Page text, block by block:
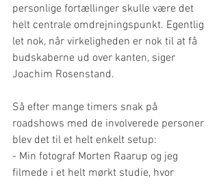
personlige fortællinger skulle være det
helt centrale omdrejningspunkt. Egentlig
let nok, når virkeligheden er nok til at få
budskaberne ud over kanten, siger
Joachim Rosenstand.
Så efter mange timers snak på
roadshows med de involverede personer
blev det til et helt enkelt setup:
- Min fotograf Morten Raarup og jeg
filmede i et helt mørkt studie, hvor